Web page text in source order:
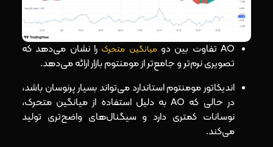
AO تفاوت بین دو میانگین متحرک را نشان می‌دهد که
تصویری نرم‌تر و جامع‌تر از مومنتوم بازار ارائه می‌دهد.
اندیکاتور مومنتوم استاندارد می‌تواند بسیار پرنوسان باشد،
در حالی که AO به دلیل استفاده از میانگین متحرک،
نوسانات کمتری دارد و سیگنال‌های واضح‌تری تولید
می‌کند.